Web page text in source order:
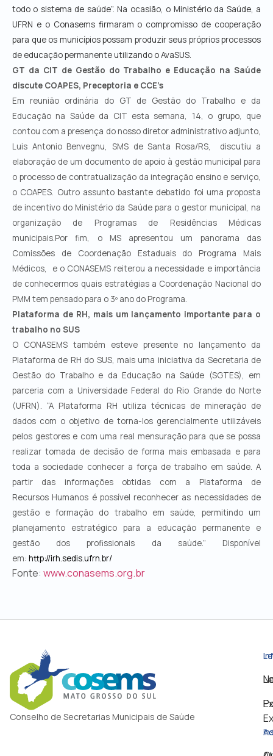
todo o sistema de saúde”. Na ocasião, o Ministério da Saúde, a
UFRN e o Conasems firmaram o compromisso de cooperação
para que os municípios possam produzir seus próprios processos
de educação permanente utilizando o AvaSUS.
GT da CIT de Gestão do Trabalho e Educação na Saúde
discute COAPES, Preceptoria e CCE’s
Em reunião ordinária do GT de Gestão do Trabalho e da
Educação na Saúde da CIT esta semana, 14, o grupo, que
contou com a presença do nosso diretor administrativo adjunto,
Luis Antonio Benvegnu, SMS de Santa Rosa/RS, discutiu a
elaboração de um documento de apoio à gestão municipal para
o processo de contratualização da integração ensino e serviço,
o COAPES. Outro assunto bastante debatido foi uma proposta
de incentivo do Ministério da Saúde para o gestor municipal, na
organização de Programas de Residências Médicas
municipais.Por fim, o MS apresentou um panorama das
Comissões de Coordenação Estaduais do Programa Mais
Médicos, e o CONASEMS reiterou a necessidade e importância
de conhecermos quais estratégias a Coordenação Nacional do
PMM tem pensado para o 3º ano do Programa.
Plataforma de RH, mais um lançamento importante para o
trabalho no SUS
O CONASEMS também esteve presente no lançamento da
Plataforma de RH do SUS, mais uma iniciativa da Secretaria de
Gestão do Trabalho e da Educação na Saúde (SGTES), em
parceria com a Universidade Federal do Rio Grande do Norte
(UFRN). “A Plataforma RH utiliza técnicas de mineração de
dados com o objetivo de torna-los gerencialmente utilizáveis
pelos gestores e com uma real mensuração para que se possa
realizar tomada de decisão de forma mais embasada e para
toda a sociedade conhecer a força de trabalho em saúde. A
partir das informações obtidas com a Plataforma de
Recursos Humanos é possível reconhecer as necessidades de
gestão e formação do trabalho em saúde, permitindo um
planejamento estratégico para a educação permanente e
gestão dos profissionais da saúde.” Disponível
em: http://irh.sedis.ufrn.br/
Fonte: www.conasems.org.br
Conselho de Secretarias Municipais de Saúde